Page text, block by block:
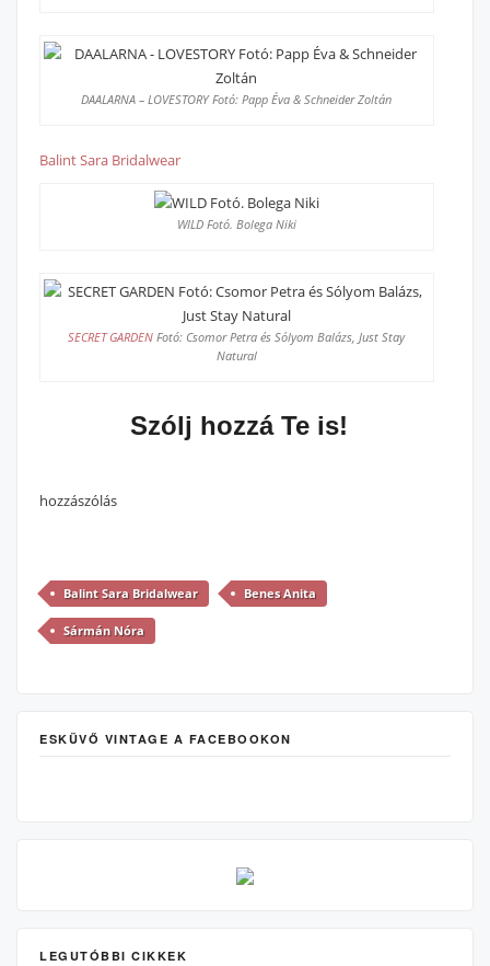
DAALARNA – LOVESTORY Fotó: Papp Éva & Schneider Zoltán
Balint Sara Bridalwear
WILD Fotó. Bolega Niki
SECRET GARDEN Fotó: Csomor Petra és Sólyom Balázs, Just Stay
Natural
Szólj hozzá Te is!
hozzászólás
Balint Sara Bridalwear Benes Anita
Sármán Nóra
ESKÜVŐ VINTAGE A FACEBOOKON
LEGUTÓBBI CIKKEK